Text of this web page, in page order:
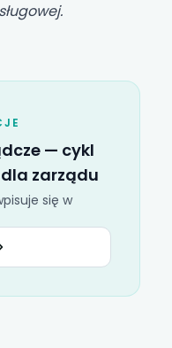
— cykl
zarządu
się w